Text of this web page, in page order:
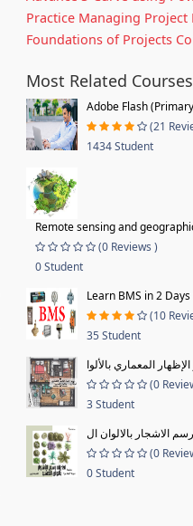
Practice Managing Project
Foundations of Projects
Most Related Courses
Adobe Flash
(21
1434 Student
Remote sensing and
(0 Reviews )
0 Student
Learn BMS in 2
(10
35 Student
(0
3 Student
(0
0 Student